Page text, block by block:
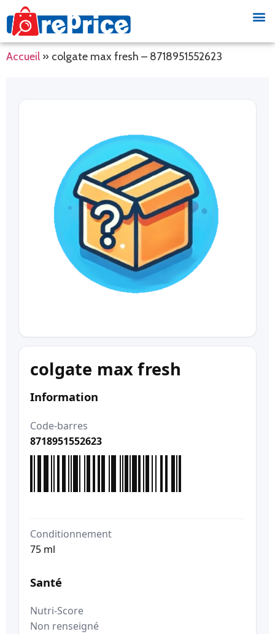
Accueil » colgate max fresh – 8718951552623
colgate max fresh
Information
Code-barres
8718951552623
Conditionnement
75 ml
Santé
Nutri-Score
Non renseigné